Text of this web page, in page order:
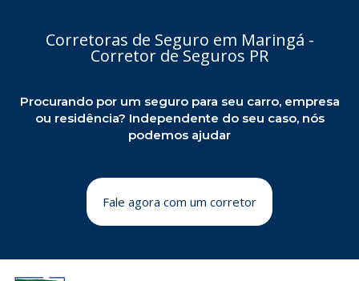
Corretoras de Seguro em Maringá -
Corretor de Seguros PR
Procurando por um seguro para seu carro, empresa
ou residência? Independente do seu caso, nós
podemos ajudar
Fale agora com um corretor